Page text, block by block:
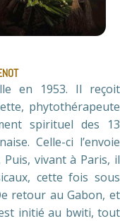
en 1953. Il reçoit
phytothérapeute
spirituel des 13
Celle-ci l’envoie
vivant à Paris, il
cette fois sous
retour au Gabon, et
initié au bwiti, tout